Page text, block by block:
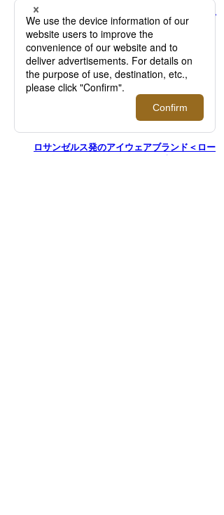
＜ニコライ バーグマン フラワーズ＆デザイ
ン＞｜ポップアップストアが期間限定オープ
ン！【伊勢丹新宿店】
ロサンゼルス発のアイウェアブランド＜ロー